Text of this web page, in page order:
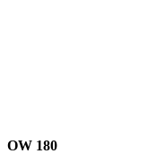
OW 180